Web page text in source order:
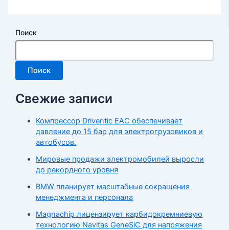
Поиск
Поиск
Свежие записи
Компрессор Driventic EAC обеспечивает
давление до 15 бар для электрогрузовиков и
автобусов.
Мировые продажи электромобилей выросли
до рекордного уровня
BMW планирует масштабные сокращения
менеджмента и персонала
Magnachip лицензирует карбидокремниевую
технологию Navitas GeneSiC для напряжения